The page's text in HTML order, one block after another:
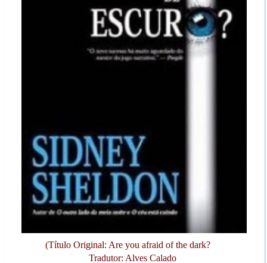
(Título Original: Are you afraid of the dark?
Tradutor: Alves Calado